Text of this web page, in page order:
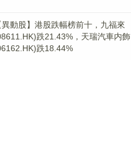
異動股】港股跌幅榜前十，九福來
跌21.43%，天瑞汽車内飾
跌18.44%